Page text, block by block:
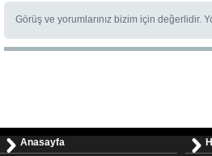
Görüş ve yorumlarınız bizim için değerlidir.
Anasayfa